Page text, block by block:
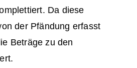
Da diese
der Pfändung erfasst
Beträge zu den